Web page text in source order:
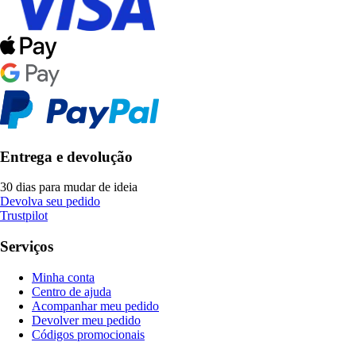
Entrega e devolução
30 dias para mudar de ideia
Devolva seu pedido
Trustpilot
Serviços
Minha conta
Centro de ajuda
Acompanhar meu pedido
Devolver meu pedido
Códigos promocionais